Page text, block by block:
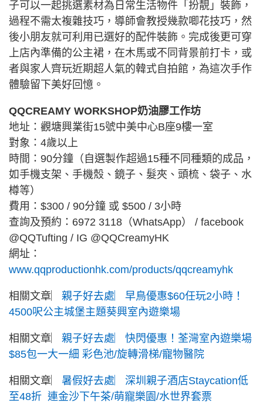
子可以一起挑選素材為日常生活物件「扮靚」裝飾，
過程不需太複雜技巧，導師會教授幾款唧花技巧，然
後小朋友就可利用已選好的配件裝飾。完成後更可穿
上店內準備的公主裙，在木馬或不同背景前打卡，或
者與家人齊玩近期超人氣的韓式自拍館，為這次手作
體驗留下美好回憶。
QQCREAMY WORKSHOP奶油膠工作坊
地址：觀塘興業街15號中美中心B座9樓一室
對象：4歲以上
時間：90分鐘（自選製作超過15種不同種類的成品，
如手機支架、手機殼、鏡子、髮夾、頭梳、袋子、水
樽等）
費用：$300 / 90分鐘 或 $500 / 3小時
查詢及預約：6972 3118（WhatsApp） / facebook
@QQTufting / IG @QQCreamyHK
網址：
www.qqproductionhk.com/products/qqcreamyhk
相關文章︳ 親子好去處︳早鳥優惠$60任玩2小時！
4500呎公主城堡主題葵興室內遊樂場
相關文章︳ 親子好去處︳快閃優惠！荃灣室內遊樂場
$85包一大一細 彩色池/旋轉滑梯/寵物醫院
相關文章︳ 暑假好去處︳深圳親子酒店Staycation低
至48折 連金沙下午茶/萌寵樂園/水世界套票